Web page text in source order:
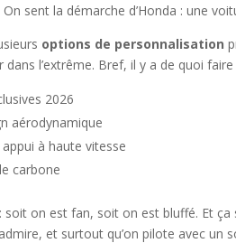
sent la démarche d’Honda : une
options de personnalisation
l’extrême. Bref, il y a de quoi
2026
aérodynamique
à haute vitesse
carbone
on est fan, soit on est bluffé. Et
et surtout qu’on pilote avec un